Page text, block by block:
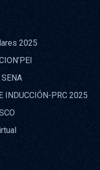
2025
INDUCCIÓN-PRC 2025